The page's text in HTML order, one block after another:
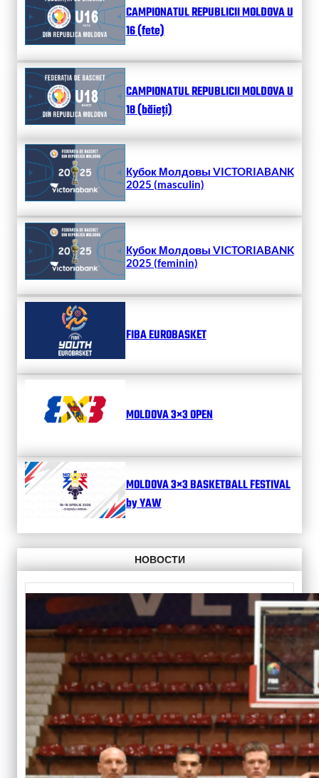
CAMPIONATUL REPUBLICII MOLDOVA U
16 (fete)
CAMPIONATUL REPUBLICII MOLDOVA U
18 (băieți)
Кубок Молдовы VICTORIABANK
2025 (masculin)
Кубок Молдовы VICTORIABANK
2025 (feminin)
FIBA EUROBASKET
MOLDOVA 3×3 OPEN
MOLDOVA 3×3 BASKETBALL FESTIVAL
by YAW
НОВОСТИ